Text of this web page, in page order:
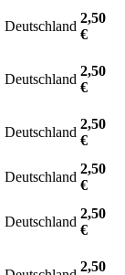
Deutschland
2,50
€
Deutschland
2,50
€
Deutschland
2,50
€
Deutschland
2,50
€
Deutschland
2,50
€
2,50